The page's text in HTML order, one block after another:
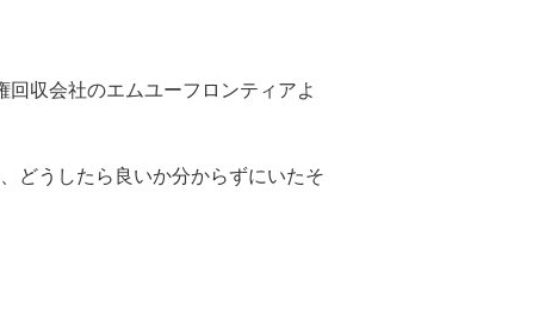
収会社のエムユーフロンティアよ
どうしたら良いか分からずにいたそ